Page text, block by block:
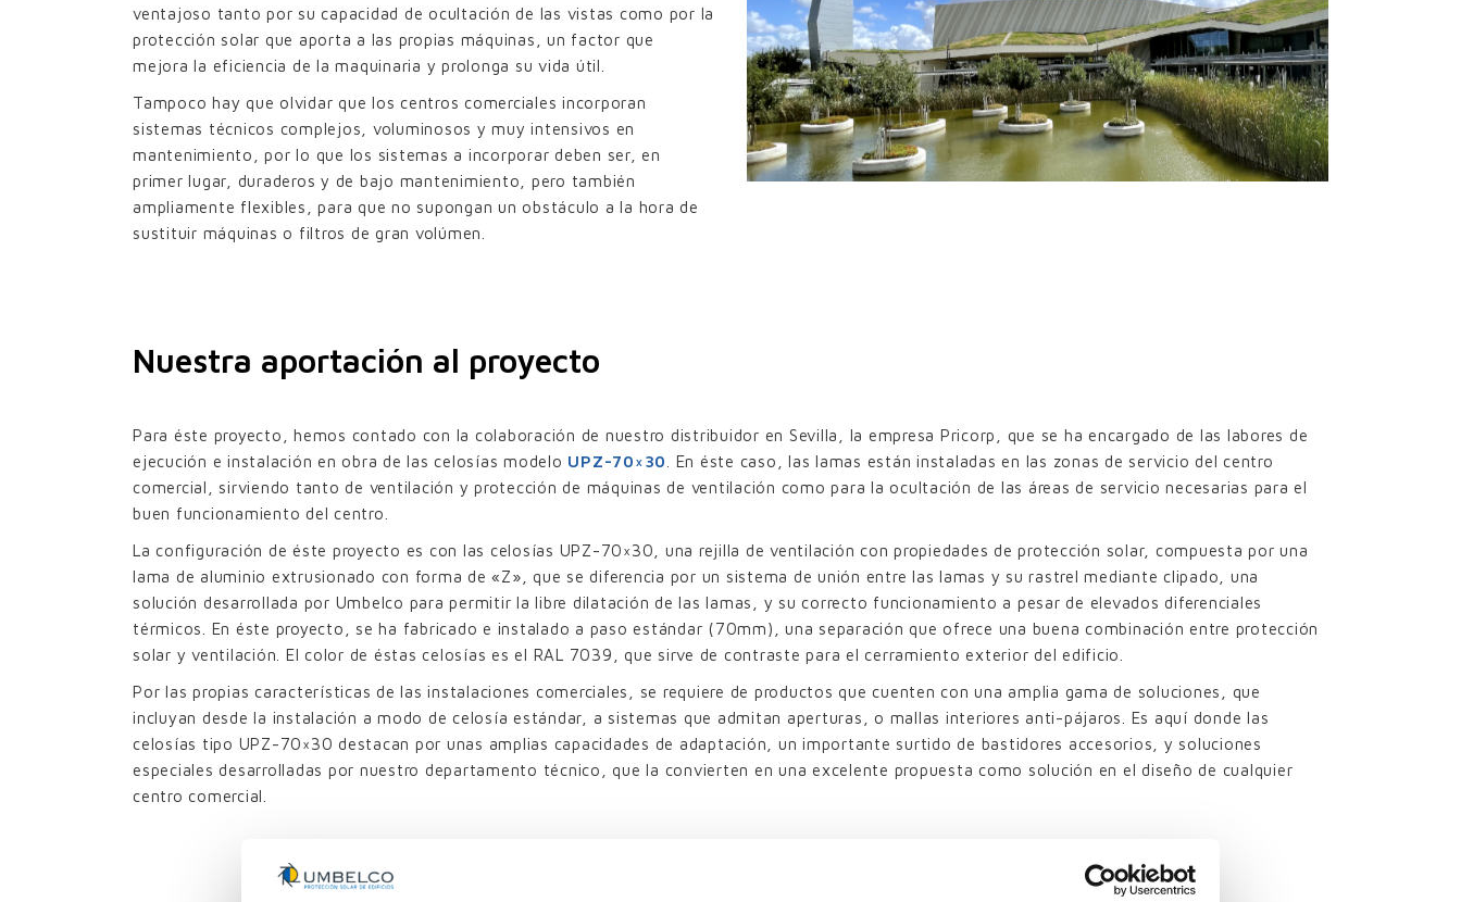
ventajoso tanto por su capacidad de ocultación de las vistas como por la
protección solar que aporta a las propias máquinas, un factor que
mejora la eficiencia de la maquinaria y prolonga su vida útil.
Tampoco hay que olvidar que los centros comerciales incorporan
sistemas técnicos complejos, voluminosos y muy intensivos en
mantenimiento, por lo que los sistemas a incorporar deben ser, en
primer lugar, duraderos y de bajo mantenimiento, pero también
ampliamente flexibles, para que no supongan un obstáculo a la hora de
sustituir máquinas o filtros de gran volúmen.
Nuestra aportación al proyecto
Para éste proyecto, hemos contado con la colaboración de nuestro distribuidor en Sevilla, la empresa Pricorp, que se ha encargado de las labores de
ejecución e instalación en obra de las celosías modelo UPZ-70×30
. En éste caso, las lamas están instaladas en las zonas de servicio del centro
comercial, sirviendo tanto de ventilación y protección de máquinas de ventilación como para la ocultación de las áreas de servicio necesarias para el
buen funcionamiento del centro.
La configuración de éste proyecto es con las celosías UPZ-70×30, una rejilla de ventilación con propiedades de protección solar, compuesta por una
lama de aluminio extrusionado con forma de «Z», que se diferencia por un sistema de unión entre las lamas y su rastrel mediante clipado, una
solución desarrollada por Umbelco para permitir la libre dilatación de las lamas, y su correcto funcionamiento a pesar de elevados diferenciales
térmicos. En éste proyecto, se ha fabricado e instalado a paso estándar (70mm), una separación que ofrece una buena combinación entre protección
solar y ventilación. El color de éstas celosías es el RAL 7039, que sirve de contraste para el cerramiento exterior del edificio.
Por las propias características de las instalaciones comerciales, se requiere de productos que cuenten con una amplia gama de soluciones, que
incluyan desde la instalación a modo de celosía estándar, a sistemas que admitan aperturas, o mallas interiores anti-pájaros. Es aquí donde las
celosías tipo UPZ-70×30 destacan por unas amplias capacidades de adaptación, un importante surtido de bastidores accesorios, y soluciones
especiales desarrolladas por nuestro departamento técnico, que la convierten en una excelente propuesta como solución en el diseño de cualquier
centro comercial.